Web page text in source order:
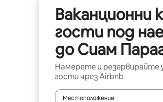
Ваканционни
гости под
до Сиам
Намерете и резервирайте
гости чрез Airbnb
Местоположение